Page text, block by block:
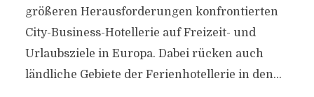
größeren Herausforderungen konfrontierten
City-Business-Hotellerie auf Freizeit- und
Urlaubsziele in Europa. Dabei rücken auch
ländliche Gebiete der Ferienhotellerie in den...